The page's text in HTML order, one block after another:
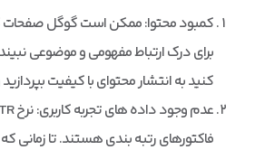
کمبود محتوا: ممکن است گوگل صفحات
برای درک ارتباط مفهومی و موضوعی
کنید به انتشار محتوای با کیفیت
فاکتورهای رتبه بندی هستند. تا زمانی